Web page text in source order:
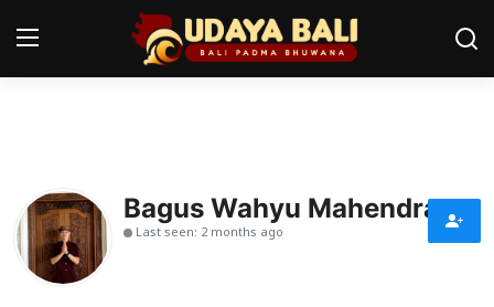
Pura
Desa Adat
Tradisi
Bagus Wahyu Mahendra
Last seen: 2 months ago